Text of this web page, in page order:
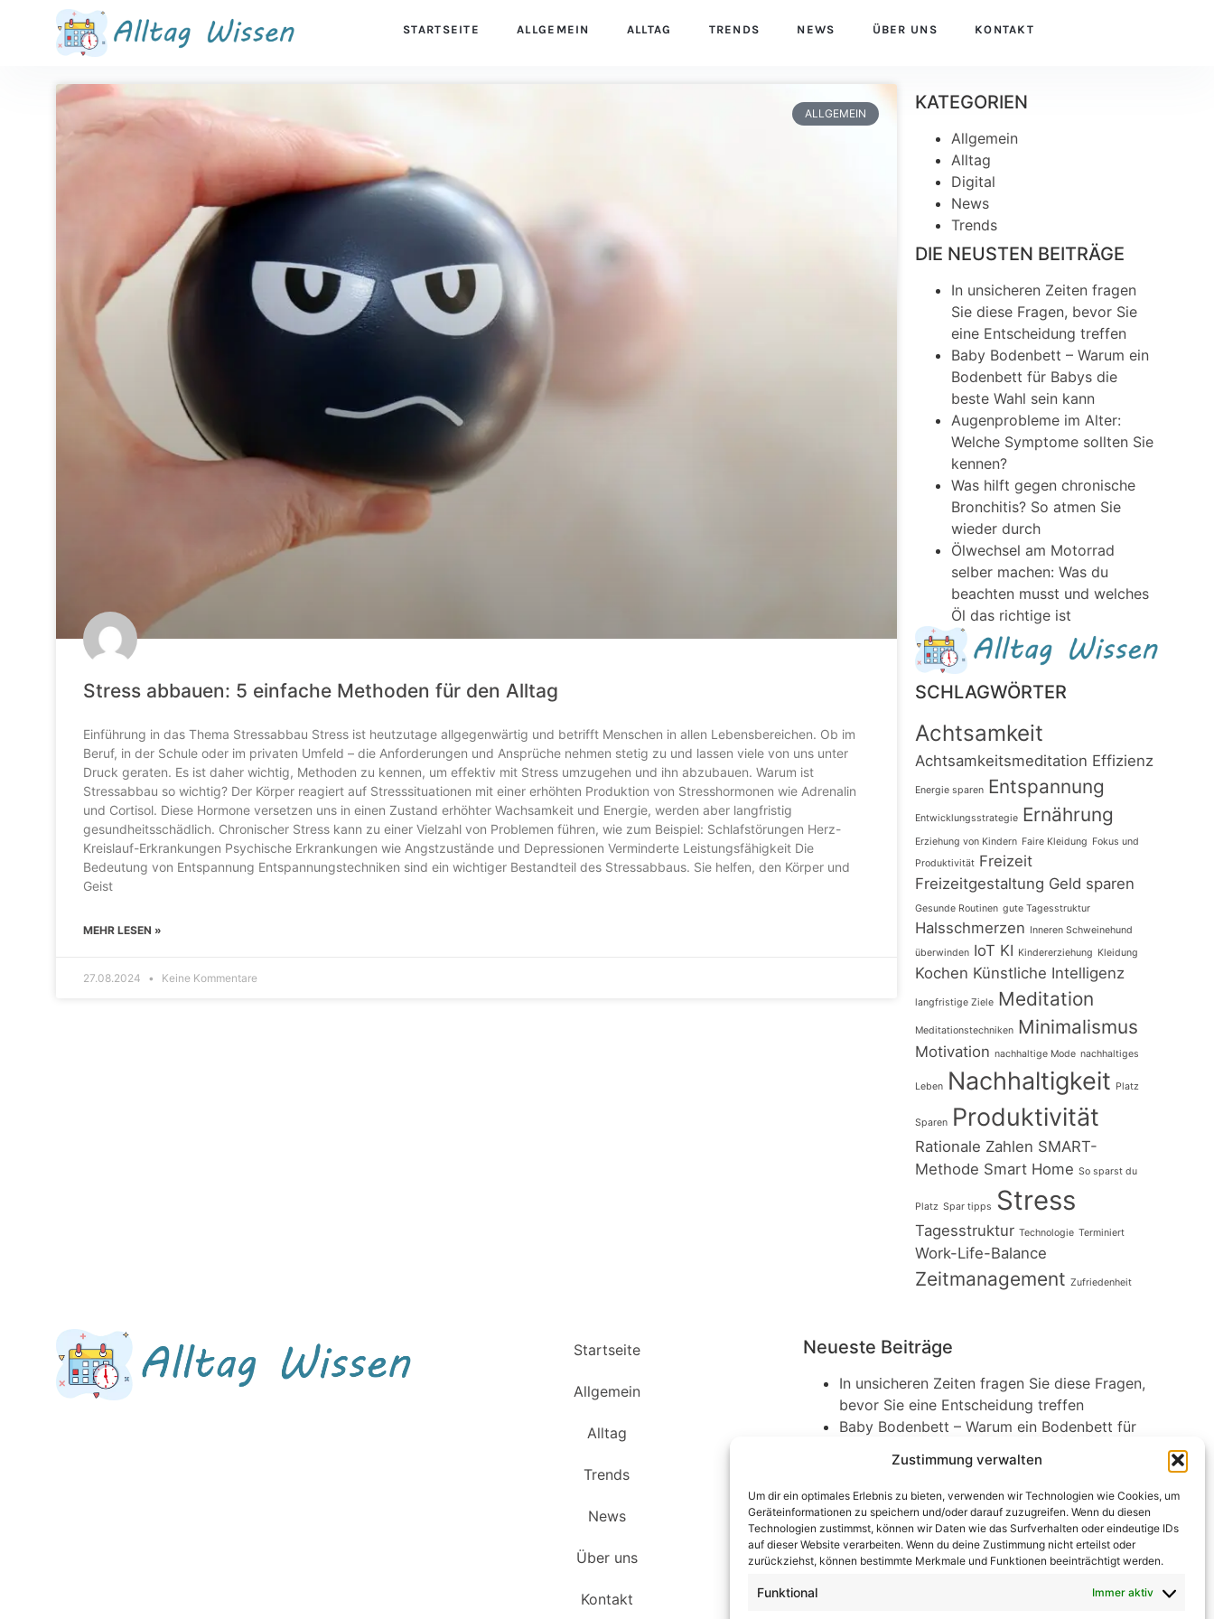
Zustimmung verwalten
Um dir ein optimales Erlebnis zu bieten, verwenden wir Technologien wie Cookies, um
Geräteinformationen zu speichern und/oder darauf zuzugreifen. Wenn du diesen
Technologien zustimmst, können wir Daten wie das Surfverhalten oder eindeutige IDs
auf dieser Website verarbeiten. Wenn du deine Zustimmung nicht erteilst oder
zurückziehst, können bestimmte Merkmale und Funktionen beeinträchtigt werden.
Funktional Immer aktiv
STARTSEITE ALLGEMEIN ALLTAG TRENDS NEWS ÜBER UNS KONTAKT
ALLGEMEIN
Stress abbauen: 5 einfache Methoden für den Alltag
Einführung in das Thema Stressabbau Stress ist heutzutage allgegenwärtig und betrifft Menschen in allen Lebensbereichen. Ob im
Beruf, in der Schule oder im privaten Umfeld – die Anforderungen und Ansprüche nehmen stetig zu und lassen viele von uns unter
Druck geraten. Es ist daher wichtig, Methoden zu kennen, um effektiv mit Stress umzugehen und ihn abzubauen. Warum ist
Stressabbau so wichtig? Der Körper reagiert auf Stresssituationen mit einer erhöhten Produktion von Stresshormonen wie Adrenalin
und Cortisol. Diese Hormone versetzen uns in einen Zustand erhöhter Wachsamkeit und Energie, werden aber langfristig
gesundheitsschädlich. Chronischer Stress kann zu einer Vielzahl von Problemen führen, wie zum Beispiel: Schlafstörungen Herz-
Kreislauf-Erkrankungen Psychische Erkrankungen wie Angstzustände und Depressionen Verminderte Leistungsfähigkeit Die
Bedeutung von Entspannung Entspannungstechniken sind ein wichtiger Bestandteil des Stressabbaus. Sie helfen, den Körper und
Geist
MEHR LESEN »
27.08.2024 Keine Kommentare
KATEGORIEN
Allgemein
Alltag
Digital
News
Trends
DIE NEUSTEN BEITRÄGE
In unsicheren Zeiten fragen
Sie diese Fragen, bevor Sie
eine Entscheidung treffen
Baby Bodenbett – Warum ein
Bodenbett für Babys die
beste Wahl sein kann
Augenprobleme im Alter:
Welche Symptome sollten Sie
kennen?
Was hilft gegen chronische
Bronchitis? So atmen Sie
wieder durch
Ölwechsel am Motorrad
selber machen: Was du
beachten musst und welches
Öl das richtige ist
SCHLAGWÖRTER
Achtsamkeit
Achtsamkeitsmeditation Effizienz
Energie sparen Entspannung
Entwicklungsstrategie Ernährung
Erziehung von Kindern Faire Kleidung Fokus und
Produktivität Freizeit
Freizeitgestaltung Geld sparen
Gesunde Routinen gute Tagesstruktur
Halsschmerzen Inneren Schweinehund
überwinden IoT KI Kindererziehung Kleidung
Kochen Künstliche Intelligenz
langfristige Ziele Meditation
Meditationstechniken Minimalismus
Motivation nachhaltige Mode nachhaltiges
Leben Nachhaltigkeit Platz
Sparen Produktivität
Rationale Zahlen SMART-
Methode Smart Home So sparst du
Platz Spar tipps Stress
Tagesstruktur Technologie Terminiert
Work-Life-Balance
Zeitmanagement Zufriedenheit
Startseite
Allgemein
Alltag
Trends
News
Über uns
Kontakt
Neueste Beiträge
In unsicheren Zeiten fragen Sie diese Fragen,
bevor Sie eine Entscheidung treffen
Baby Bodenbett – Warum ein Bodenbett für
Augenprobleme im Alter: Welche Symptome
sollten Sie kennen?
Was hilft gegen chronische Bronchitis? So
atmen Sie wieder durch
Ölwechsel am Motorrad selber machen: Was